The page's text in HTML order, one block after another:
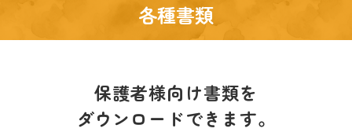
各種書類
保護者様向け書類を
ダウンロードできます。